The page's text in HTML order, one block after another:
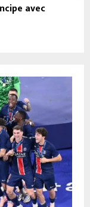
avec